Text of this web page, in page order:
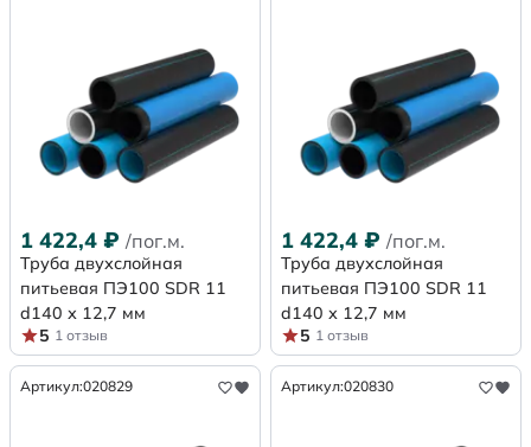
1 422,4 ₽ /пог.м.
Труба двухслойная
питьевая ПЭ100 SDR 11
d140 х 12,7 мм
5 1 отзыв
1 422,4 ₽ /пог.м.
Труба двухслойная
питьевая ПЭ100 SDR 11
d140 х 12,7 мм
5 1 отзыв
Артикул:020829 Артикул:020830